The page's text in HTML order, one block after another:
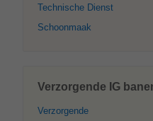
Technische Dienst
Schoonmaak
Verzorgende IG
Verzorgende